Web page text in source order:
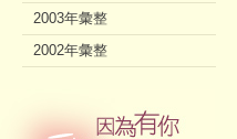
2003年彙整
2002年彙整